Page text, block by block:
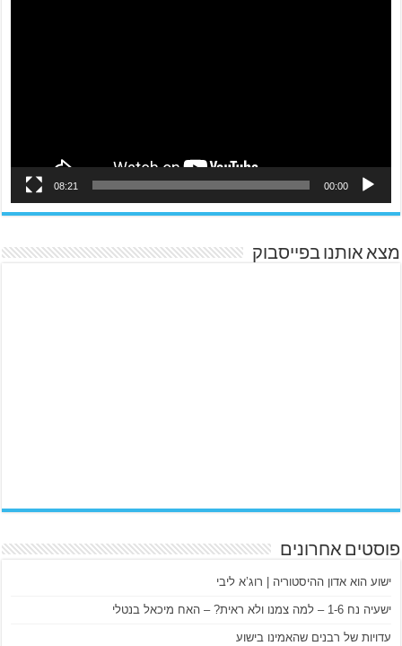
00:00
08:21
מצא אותנו בפייסבוק
פוסטים אחרונים
ישוע הוא אדון ההיסטוריה | רוג’א ליבי
ישעיה נח 1-6 – למה צמנו ולא ראית? – האח מיכאל בנטלי
עדויות של רבנים שהאמינו בישוע